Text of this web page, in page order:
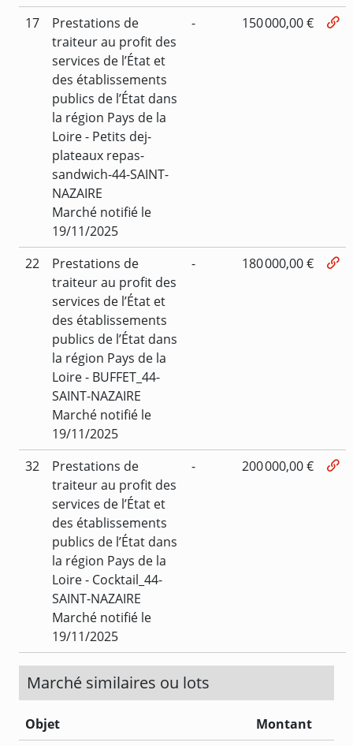
17
Prestations de
traiteur au profit des
services de l’État et
des établissements
publics de l’État dans
la région Pays de la
Loire - Petits dej-
plateaux repas-
sandwich-44-SAINT-
NAZAIRE
Marché notifié le
19/11/2025
- 150 000,00 €
22
Prestations de
traiteur au profit des
services de l’État et
des établissements
publics de l’État dans
la région Pays de la
Loire - BUFFET_44-
SAINT-NAZAIRE
Marché notifié le
19/11/2025
- 180 000,00 €
32
Prestations de
traiteur au profit des
services de l’État et
des établissements
publics de l’État dans
la région Pays de la
Loire - Cocktail_44-
SAINT-NAZAIRE
Marché notifié le
19/11/2025
- 200 000,00 €
Marché similaires ou lots
Objet
Montant